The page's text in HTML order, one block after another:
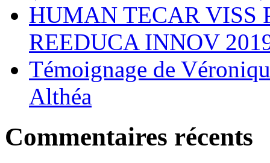
HUMAN TECAR VISS
REEDUCA INNOV
Témoignage de
Althéa
Commentaires récents